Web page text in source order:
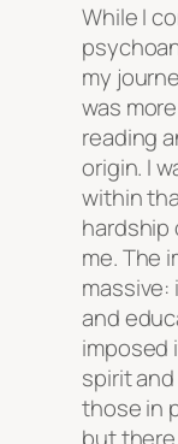
While I
my
was
reading
origin. I
within
hardship
me. The
and
imposed
spirit
those in